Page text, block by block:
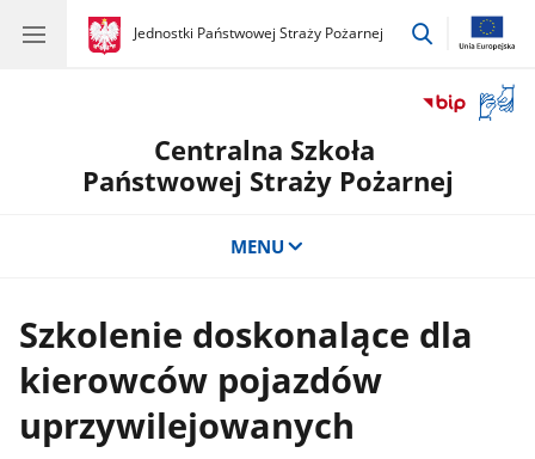
gov.pl
Jednostki Państwowej Straży Pożarnej
gov.pl
Jednostki
przejdź
okno
Centralna Szkoła
Państwowej Straży Pożarnej
MENU
Szkolenie doskonalące dla
kierowców pojazdów
uprzywilejowanych